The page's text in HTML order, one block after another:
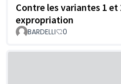
Contre les variantes 1 et
expropriation
BARDELLI 0